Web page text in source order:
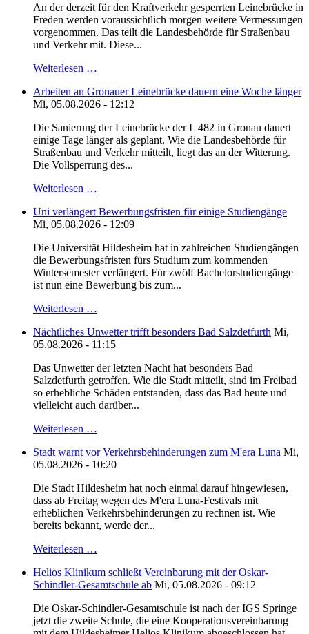
An der derzeit für den Kraftverkehr gesperrten Leinebrücke in
Freden werden voraussichtlich morgen weitere Vermessungen
vorgenommen. Das teilt die Landesbehörde für Straßenbau
und Verkehr mit. Diese...
Weiterlesen …
Arbeiten an Gronauer Leinebrücke dauern eine Woche länger
Mi, 05.08.2026 - 12:12
Die Sanierung der Leinebrücke der L 482 in Gronau dauert
einige Tage länger als geplant. Wie die Landesbehörde für
Straßenbau und Verkehr mitteilt, liegt das an der Witterung.
Die Vollsperrung des...
Weiterlesen …
Uni verlängert Bewerbungsfristen für einige Studiengänge
Mi, 05.08.2026 - 12:09
Die Universität Hildesheim hat in zahlreichen Studiengängen
die Bewerbungsfristen fürs Studium zum kommenden
Wintersemester verlängert. Für zwölf Bachelorstudiengänge
ist nun eine Bewerbung bis zum...
Weiterlesen …
Nächtliches Unwetter trifft besonders Bad Salzdetfurth Mi,
05.08.2026 - 11:15
Das Unwetter der letzten Nacht hat besonders Bad
Salzdetfurth getroffen. Wie die Stadt mitteilt, sind im Freibad
so erhebliche Schäden entstanden, dass das Bad heute und
vielleicht auch darüber...
Weiterlesen …
Stadt warnt vor Verkehrsbehinderungen zum M'era Luna Mi,
05.08.2026 - 10:20
Die Stadt Hildesheim hat noch einmal darauf hingewiesen,
dass ab Freitag wegen des M'era Luna-Festivals mit
erheblichen Verkehrsbehinderungen zu rechnen ist. Wie
bereits bekannt, werde der...
Weiterlesen …
Helios Klinikum schließt Vereinbarung mit der Oskar-
Schindler-Gesamtschule ab Mi, 05.08.2026 - 09:12
Die Oskar-Schindler-Gesamtschule ist nach der IGS Springe
jetzt die zweite Schule, die eine Kooperationsvereinbarung